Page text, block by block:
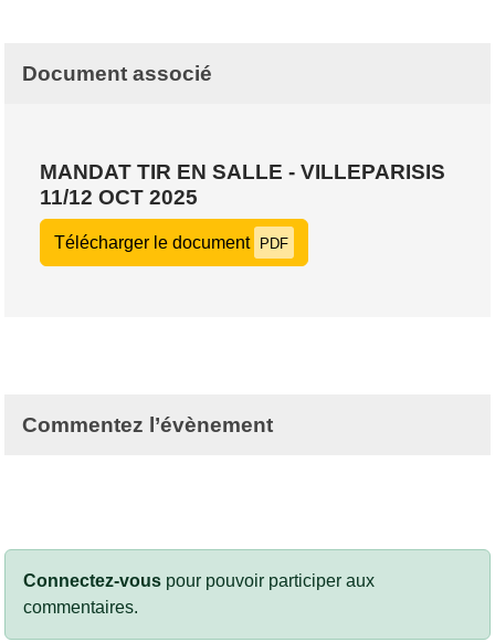
Document associé
MANDAT TIR EN SALLE - VILLEPARISIS
11/12 OCT 2025
Télécharger le document PDF
Commentez l’évènement
Connectez-vous pour pouvoir participer aux
commentaires.